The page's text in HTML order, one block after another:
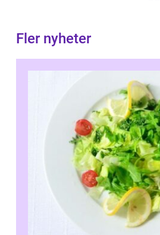
Fler nyheter